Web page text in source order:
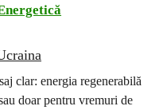
clar: energia regenerabilă
doar pentru vremuri de